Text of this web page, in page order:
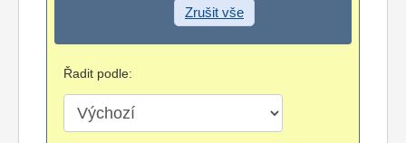
Zrušit vše
Řadit podle: